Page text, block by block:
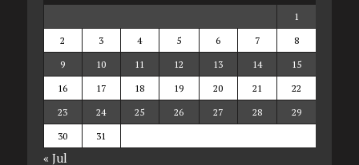
1
2
3 4 5 6 7
8
9
10 11 12 13 14
15
16
17 18 19 20 21
22
23
24 25 26 27 28
29
30
31
« Jul